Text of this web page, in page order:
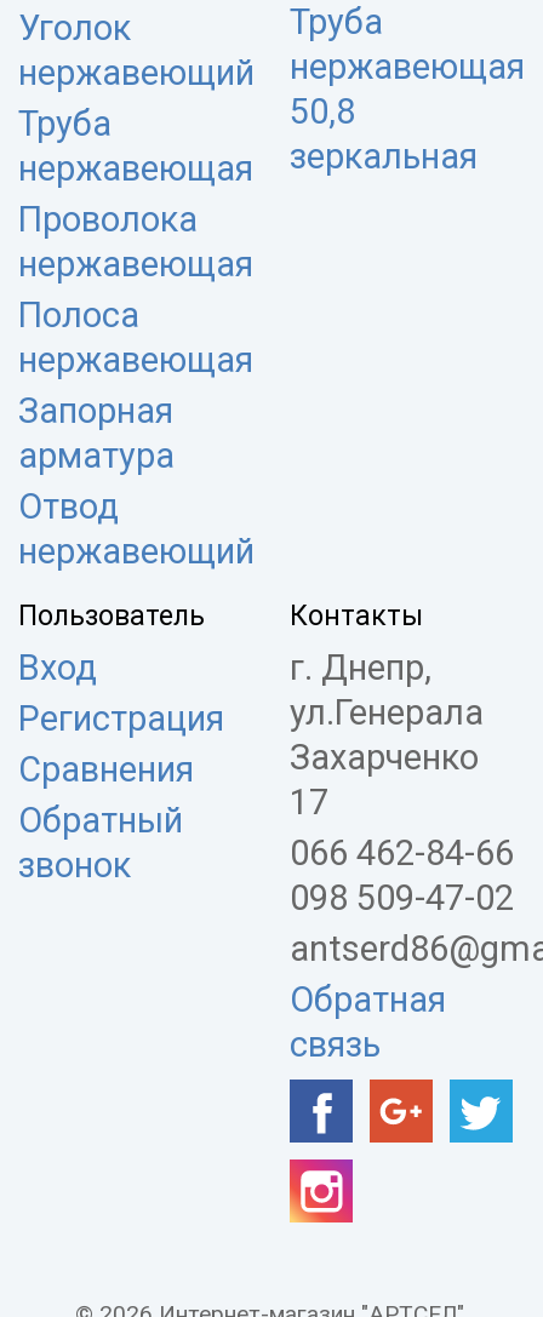
Уголок
нержавеющий
Труба
нержавеющая
Проволока
нержавеющая
Полоса
нержавеющая
Запорная
арматура
Отвод
нержавеющий
Труба
нержавеющая
50,8
зеркальная
Пользователь
Вход
Регистрация
Сравнения
Обратный
звонок
Контакты
г. Днепр,
ул.Генерала
Захарченко
17
066 462-84-66
098 509-47-02
Обратная
связь